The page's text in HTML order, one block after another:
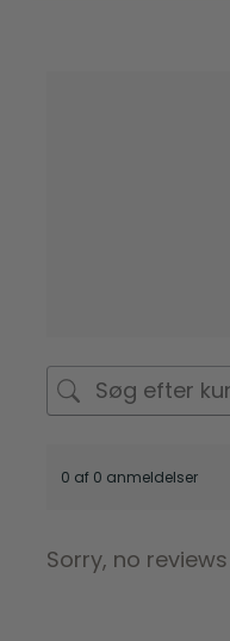
0 af 0 anmeldelser
Sorry, no